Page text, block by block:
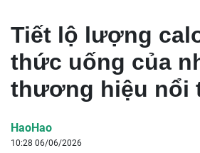
Tiết lộ lượng
thức uống của
thương hiệu nổi
HaoHao
10:28 06/06/2026